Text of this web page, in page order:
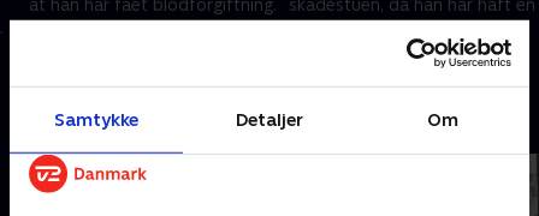
Samtykke Detaljer Om
at han har fået blodforgiftning.
skadestuen, da han har haft en
Dykkerinstruktøren Laura har
24. november 2025 • 46 min
Andre så også